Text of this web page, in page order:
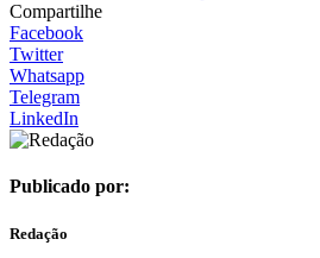
Compartilhe
Facebook
Twitter
Whatsapp
Telegram
LinkedIn
Publicado por:
Redação